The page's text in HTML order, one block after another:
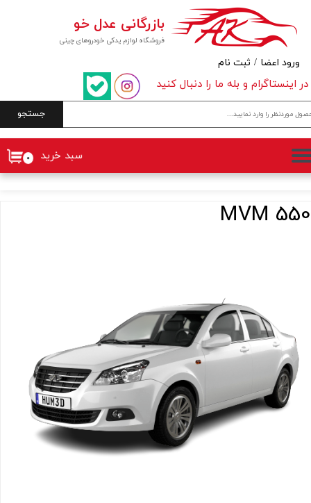
فروشگاه لوازم یدکی خودروهای چینی
بازرگانی عدل خو
جستجو
۰ سبد خرید
در اینستاگرام و بله ما را دنبال کنید
ورود اعضا / ثبت نام
حساب کاربری من
تغییر گذر واژه
سفارشات
خروج از حساب کاربری
550 MVM